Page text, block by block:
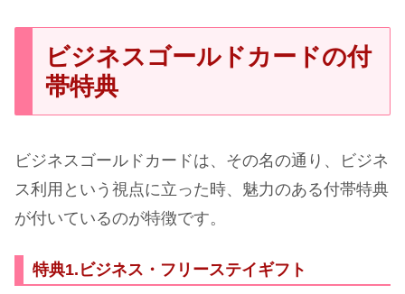
ビジネスゴールドカードの付
帯特典
ビジネスゴールドカードは、その名の通り、ビジネ
ス利用という視点に立った時、魅力のある付帯特典
が付いているのが特徴です。
特典1.ビジネス・フリーステイギフト